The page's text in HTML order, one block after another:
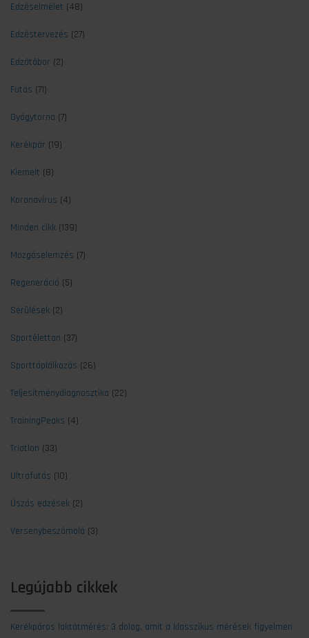
Edzéselmélet (48)
Edzéstervezés (27)
Edzőtábor (2)
Futás (71)
Gyógytorna (7)
Kerékpár (19)
Kiemelt (8)
Koronavírus (4)
Minden cikk (139)
Mozgáselemzés (7)
Regeneráció (5)
Sérülések (2)
Sportélettan (37)
Sporttáplálkozás (26)
Teljesítménydiagnosztika (22)
TrainingPeaks (4)
Triatlon (33)
Ultrafutás (10)
Úszás edzések (2)
Versenybeszámoló (3)
Legújabb cikkek
Kerékpáros laktátmérés: 3 dolog, amit a klasszikus mérések figyelmen